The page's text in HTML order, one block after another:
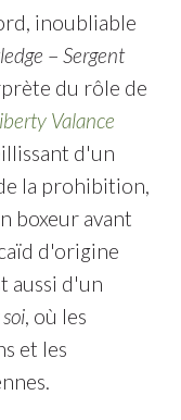
inoubliable
– Sergent
du rôle de
Valance
d'un
la prohibition,
boxeur avant
d'origine
aussi d'un
, où les
et les